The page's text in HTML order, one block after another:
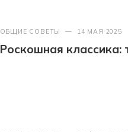
ОБЩИЕ СОВЕТЫ — 14 МАЯ 2025
Роскошная классика: